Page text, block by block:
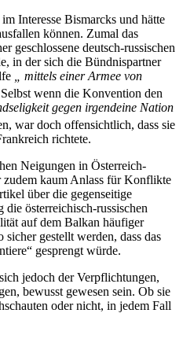
Interesse Bismarcks und hätte
können. Zumal das
geschlossene deutsch-russischen
in der sich die Bündnispartner
„ mittels einer Armee von
wenn die Konvention den
gegen irgendeine Nation
war doch offensichtlich, dass sie
richtete.
Neigungen in Österreich-
zudem kaum Anlass für Konflikte
über die gegenseitige
österreichisch-russischen
auf dem Balkan häufiger
gestellt werden, dass das
gesprengt würde.
jedoch der Verpflichtungen,
bewusst gewesen sein. Ob sie
oder nicht, in jedem Fall